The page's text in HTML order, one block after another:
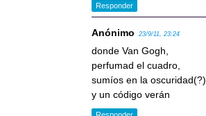
Responder
Anónimo 23/9/11, 23:24
donde Van Gogh,
perfumad el cuadro,
sumíos en la oscuridad(?)
y un código verán